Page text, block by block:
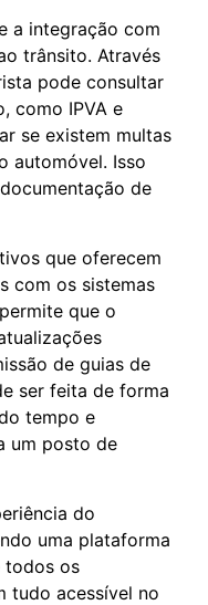
a integração com
trânsito. Através
pode consultar
como IPVA e
se existem multas
automóvel. Isso
de
que oferecem
com os sistemas
que o
de guias de
ser feita de forma
tempo e
um posto de
do
uma plataforma
todos os
tudo acessível no